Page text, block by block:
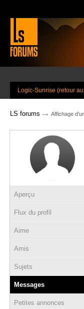
Logic-Sunrise (retour
LS forums → Affichage
Aperçu
Flux du profil
Aime
Amis
Sujets
Messages
Petites annonces